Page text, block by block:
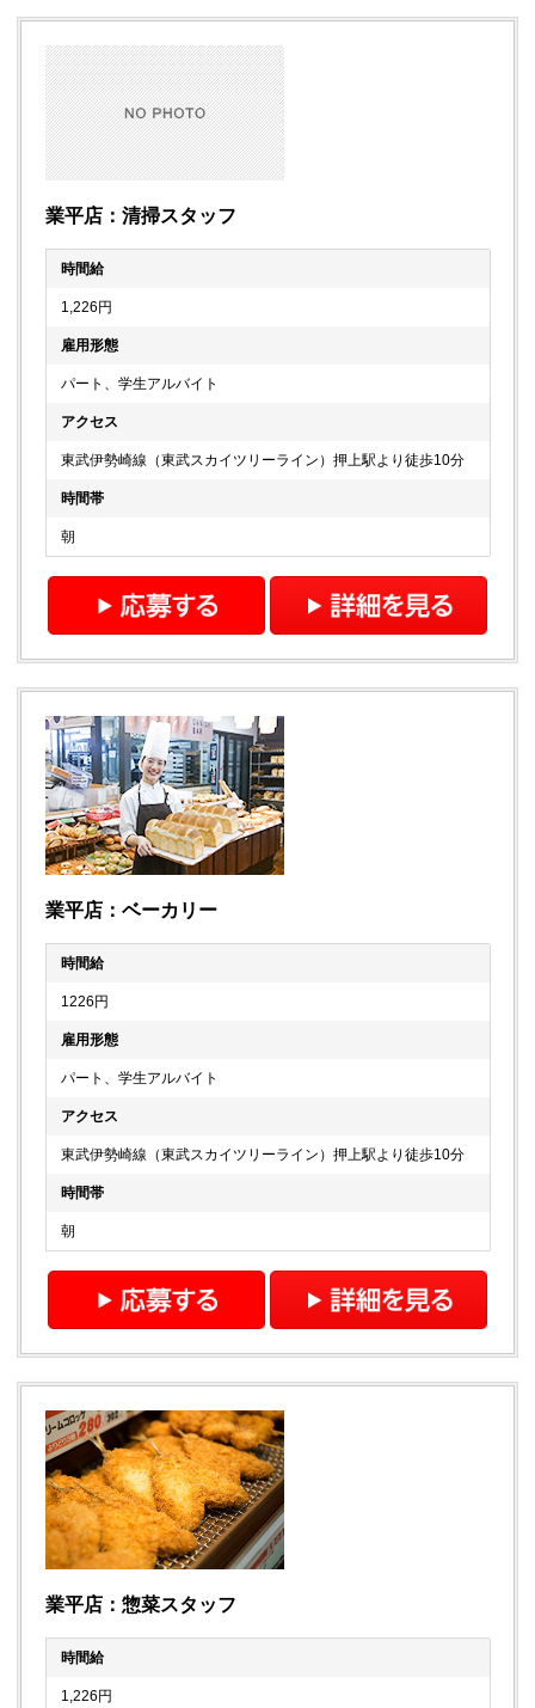
業平店：清掃スタッフ
時間給
1,226円
雇用形態
パート、学生アルバイト
アクセス
東武伊勢崎線（東武スカイツリーライン）押上駅より徒歩10分
時間帯
朝
業平店：ベーカリー
時間給
1226円
雇用形態
パート、学生アルバイト
アクセス
東武伊勢崎線（東武スカイツリーライン）押上駅より徒歩10分
時間帯
朝
業平店：惣菜スタッフ
時間給
1,226円